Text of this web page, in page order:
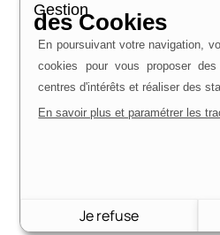
Soufflet obturateur de
Gestion
des Cookies
En poursuivant votre navigation,
cookies pour vous proposer
centres d'intérêts et réaliser des
En savoir plus et paramétrer les
Je refuse